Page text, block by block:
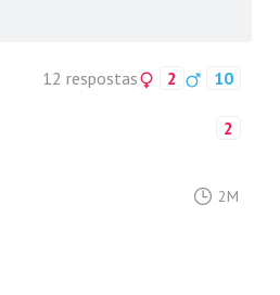
12 respostas 2 10
2
2M